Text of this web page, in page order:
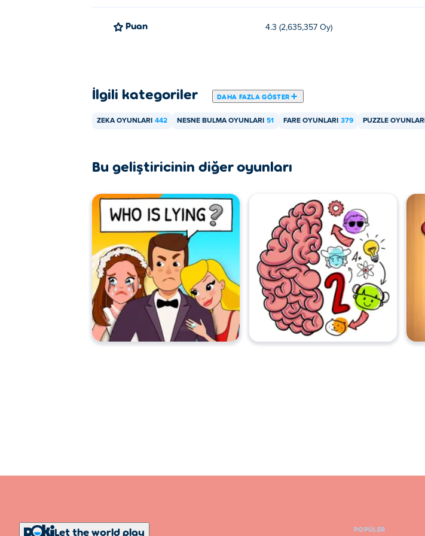
Puan 4.3 (2,635,357 Oy)
İlgili kategoriler DAHA FAZLA GÖSTER
ZEKA OYUNLARI 442 NESNE BULMA OYUNLARI 51 FARE OYUNLARI 379 PUZZLE OYUNLARI
Bu geliştiricinin diğer oyunları
Let the world play POPÜLER